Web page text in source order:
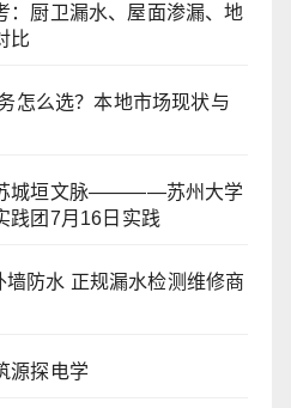
：厨卫漏水、屋面渗漏、地
比
怎么选？本地市场现状与
苏城垣文脉————苏州大学
践团7月16日实践
防水 正规漏水检测维修商
源探电学